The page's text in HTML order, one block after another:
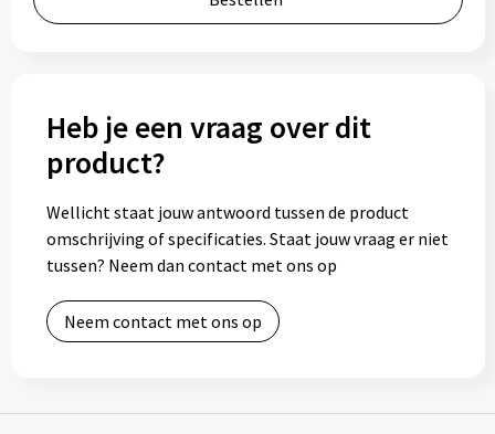
Notaboekjes
Notablokken
Mappen
Eten & drinken
Bidons
Heb je een vraag over dit
product?
Wellicht staat jouw antwoord tussen de product
omschrijving of specificaties. Staat jouw vraag er niet
tussen? Neem dan contact met ons op
Neem contact met ons op